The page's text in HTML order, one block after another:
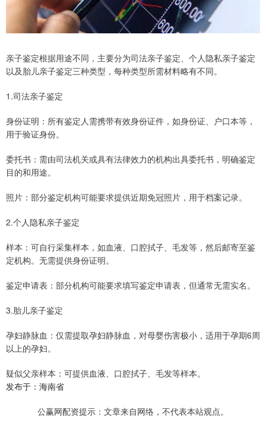
亲子鉴定根据用途不同，主要分为司法亲子鉴定、个人隐私亲子鉴定
以及胎儿亲子鉴定三种类型，每种类型所需材料略有不同。
1.司法亲子鉴定
身份证明：所有鉴定人需携带有效身份证件，如身份证、户口本等，
用于验证身份。
委托书：需由司法机关或具有法律效力的机构出具委托书，明确鉴定
目的和用途。
照片：部分鉴定机构可能要求提供近期免冠照片，用于档案记录。
2.个人隐私亲子鉴定
样本：可自行采集样本，如血液、口腔拭子、毛发等，然后邮寄至鉴
定机构。无需提供身份证明。
鉴定申请表：部分机构可能要求填写鉴定申请表，但通常无需实名。
3.胎儿亲子鉴定
孕妇静脉血：仅需提取孕妇静脉血，对母婴伤害极小，适用于孕期6周
以上的孕妇。
疑似父亲样本：可提供血液、口腔拭子、毛发等样本。
发布于：海南省
公赢网配资提示：文章来自网络，不代表本站观点。